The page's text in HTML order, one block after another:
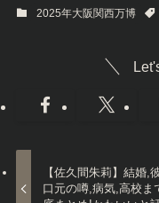
2025年大阪関西万博
【佐久間朱莉】結婚,
口元の噂,病気,高校ま